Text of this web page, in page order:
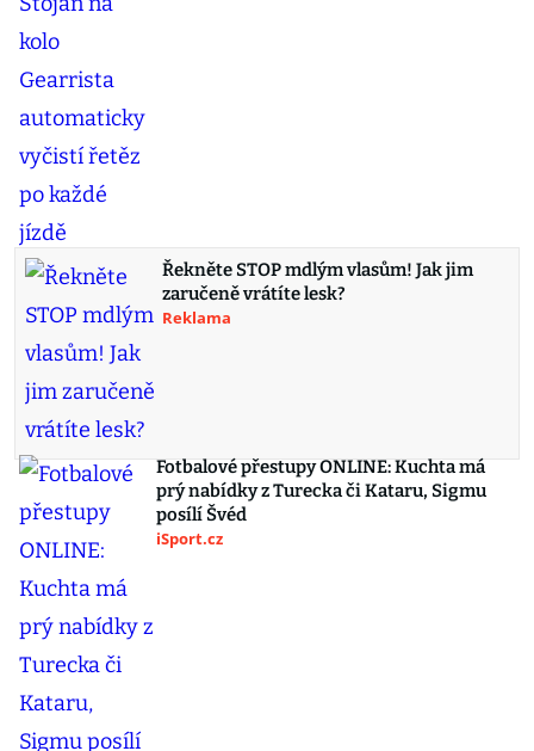
Řekněte STOP mdlým vlasům! Jak jim
zaručeně vrátíte lesk?
Reklama
Fotbalové přestupy ONLINE: Kuchta má
prý nabídky z Turecka či Kataru, Sigmu
posílí Švéd
iSport.cz